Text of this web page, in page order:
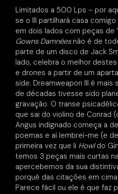
Limitados a 500 Lps – por
se o III partilhará casa
em dois lados com peças de
Gowns Damnéesnão é de
parte de um disco de Jack
lado, celebra o melhor
e drones a partir de um
side. Dreamweapon III é
de décadas tivesse sido
gravação. O transe
que sai do violino de Conrad
Angus indignado começa a
poemas e aí lembrei-me (e
primeira vez que li Howldo
temos 3 peças mais curtas
apercebemos da sua
porquê das citações em
Parece fácil ou ele é que faz